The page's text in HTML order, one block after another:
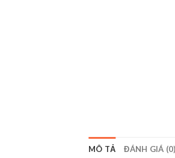
MÔ TẢ ĐÁNH GIÁ (0)